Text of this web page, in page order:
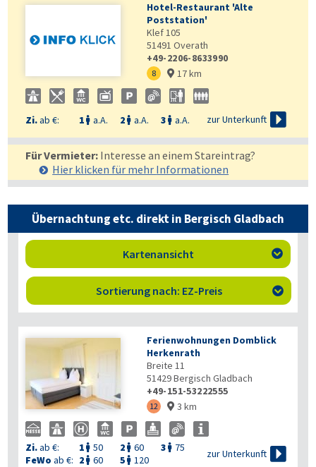
Hotel-Restaurant 'Alte
Poststation'
Klef 105
51491 Overath
+49-2206-8633990
8  17 km
Zi.ab €: 1  a.A. 2  a.A. 3  a.A. zur Unterkunft 
Für Vermieter: Interesse an einem Stareintrag?
Hier klicken für mehr Informationen
Übernachtung etc. direkt in Bergisch Gladbach
Kartenansicht 
Sortierung nach: EZ-Preis 
Ferienwohnungen Domblick
Herkenrath
Breite 11
51429Bergisch Gladbach
+49-151-53222555
12  3 km
Zi.ab €: 1  50 2  60 3  75
FeWo ab €: 2  60 5  120
zur Unterkunft 